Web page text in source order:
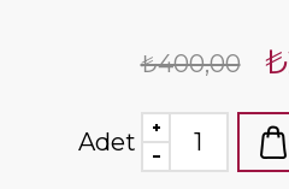
₺400,00
Adet